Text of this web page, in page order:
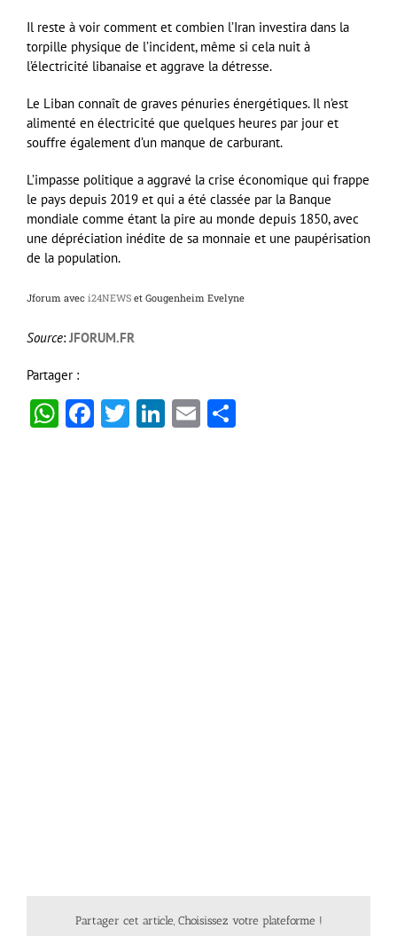
Il reste à voir comment et combien l’Iran investira dans la
torpille physique de l’incident, même si cela nuit à
l’électricité libanaise et aggrave la détresse.
Le Liban connaît de graves pénuries énergétiques. Il n’est
alimenté en électricité que quelques heures par jour et
souffre également d’un manque de carburant.
L’impasse politique a aggravé la crise économique qui frappe
le pays depuis 2019 et qui a été classée par la Banque
mondiale comme étant la pire au monde depuis 1850, avec
une dépréciation inédite de sa monnaie et une paupérisation
de la population.
Jforum avec i24NEWS et Gougenheim Evelyne
Source: JFORUM.FR
Partager :
WhatsApp
Facebook
Twitter
LinkedIn
Email
Partager cet article, Choisissez votre plateforme !